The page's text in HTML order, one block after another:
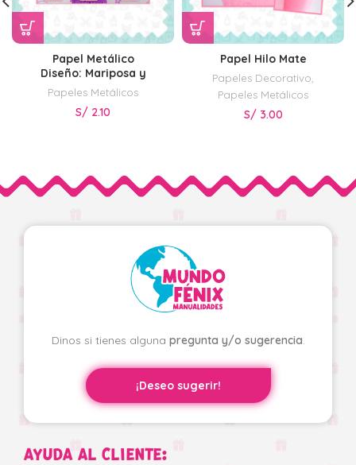
Papel Metálico
Diseño: Mariposa y
Leopardo
Papeles Metálicos
S/ 2.10
Papel Hilo Mate
Papeles Decorativo,
Papeles Metálicos
S/ 3.00
Dinos si tienes alguna pregunta y/o sugerencia.
¡Deseo sugerir!
AYUDA AL CLIENTE: